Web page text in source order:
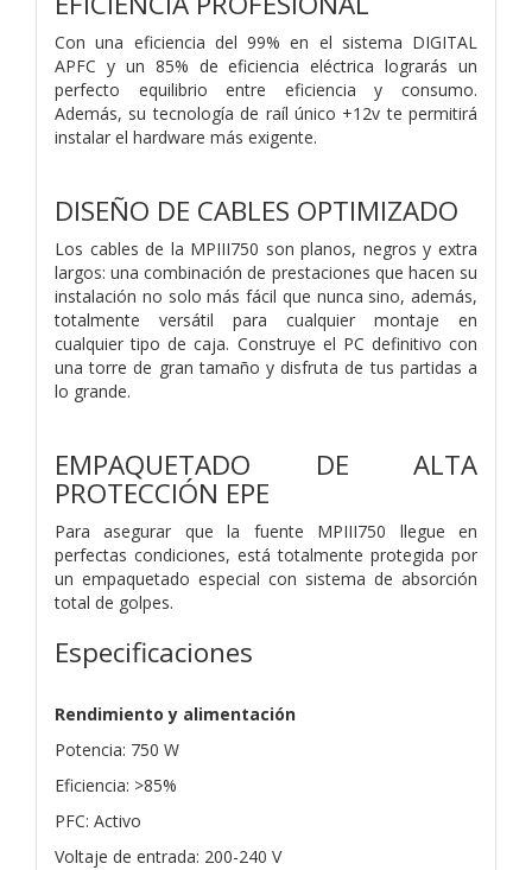
Con una eficiencia del 99% en el sistema DIGITAL
APFC y un 85% de eficiencia eléctrica lograrás un
perfecto equilibrio entre eficiencia y consumo.
Además, su tecnología de raíl único +12v te permitirá
instalar el hardware más exigente.
DISEÑO DE CABLES OPTIMIZADO
Los cables de la MPIII750 son planos, negros y extra
largos: una combinación de prestaciones que hacen su
instalación no solo más fácil que nunca sino, además,
totalmente versátil para cualquier montaje en
cualquier tipo de caja. Construye el PC definitivo con
una torre de gran tamaño y disfruta de tus partidas a
lo grande.
EMPAQUETADO DE ALTA
PROTECCIÓN EPE
Para asegurar que la fuente MPIII750 llegue en
perfectas condiciones, está totalmente protegida por
un empaquetado especial con sistema de absorción
total de golpes.
Especificaciones
Rendimiento y alimentación
Potencia: 750 W
Eficiencia: >85%
PFC: Activo
Voltaje de entrada: 200-240 V